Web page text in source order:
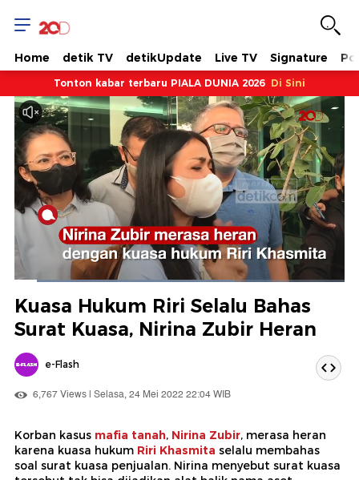
Home detik TV detikUpdate Live TV Signature
Tonton kabar terbaru PIALA DUNIA 2026 Di Sini
Suara
Hidup
Saat
Dimuat:
Kuasa Hukum Riri Selalu Bahas
Surat Kuasa, Nirina Zubir Heran
e-Flash
6,767 Views | Selasa, 24 Mei 2022 22:04 WIB
Korban kasus mafia tanah, Nirina Zubir, merasa heran
karena kuasa hukum Riri Khasmita selalu membahas
soal surat kuasa penjualan. Nirina menyebut surat kuasa